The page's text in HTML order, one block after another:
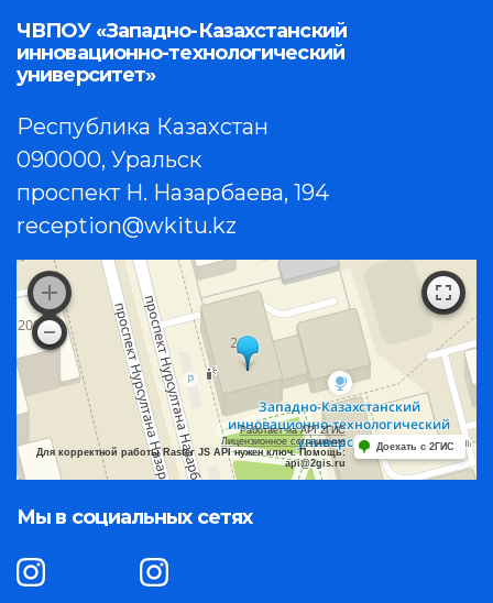
ЧВПОУ «Западно-Казахстанский
инновационно-технологический
университет»
Республика Казахстан
090000, Уральск
проспект Н. Назарбаева, 194
reception@wkitu.kz
Работает на API 2ГИС
Лицензионное соглашение
Для корректной работы Raster JS API нужен ключ. Помощь:
api@2gis.ru
Доехать с 2ГИС
Мы в социальных сетях